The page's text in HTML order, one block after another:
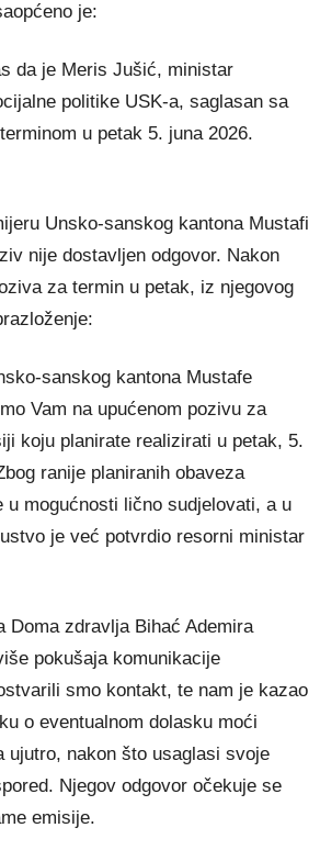
je:
da je Meris Jušić, ministar
politike USK-a, saglasan sa
u petak 5. juna 2026.
Unsko-sanskog kantona Mustafi
nije dostavljen odgovor. Nakon
za termin u petak, iz njegovog
sanskog kantona Mustafe
Vam na upućenom pozivu za
koju planirate realizirati u petak, 5.
ranije planiranih obaveza
u mogućnosti lično sudjelovati, a u
je već potvrdio resorni ministar
Doma zdravlja Bihać Ademira
pokušaja komunikacije
smo kontakt, te nam je kazao
o eventualnom dolasku moći
ujutro, nakon što usaglasi svoje
Njegov odgovor očekuje se
emisije.